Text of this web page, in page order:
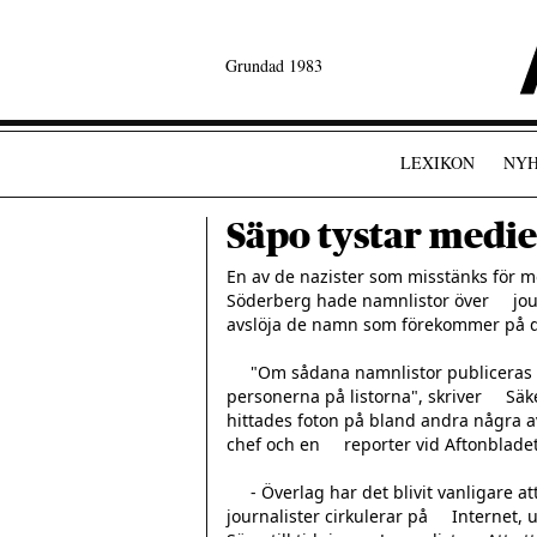
Grundad 1983
LEXIKON
Säpo tystar
En av de nazister som misstänks för
Söderberg hade namnlistor över
avslöja de namn som förekommer på
personerna på listorna", skriver
hittades foton på bland andra några
chef och en     reporter vid
journalister cirkulerar på     Internet,